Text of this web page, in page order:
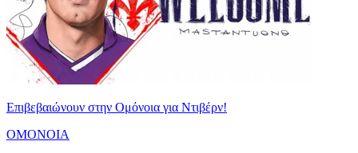
Επιβεβαιώνουν στην Ομόνοια για Ντιβέρν!
ΟΜΟΝΟΙΑ